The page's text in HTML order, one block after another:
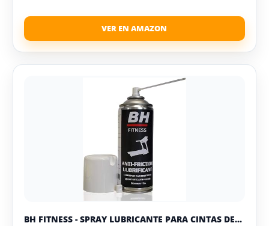
BH FITNESS - SPRAY LUBRICANTE PARA CINTAS DE...